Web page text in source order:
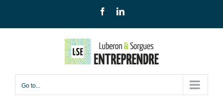
to
FacebookLinkedIn
Go to...